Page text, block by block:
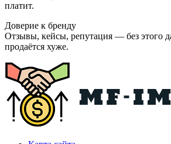
платит.
Доверие к бренду
Отзывы, кейсы, репутация — без этого
продаётся хуже.